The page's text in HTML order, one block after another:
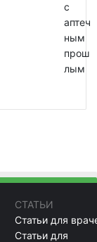
с
аптеч
ным
прош
лым
СТАТЬИ
Статьи для
Статьи для